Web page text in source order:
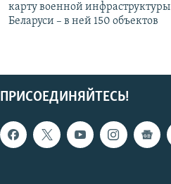
карту военной инфраструктуры
Беларуси – в ней 150 объектов
ПРИСОЕДИНЯЙТЕСЬ!